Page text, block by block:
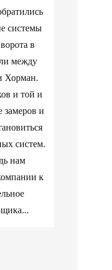
системы
в
между
Хорман.
и той и
замеров и
систем.
нам
к